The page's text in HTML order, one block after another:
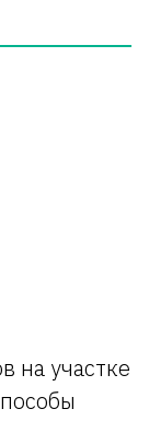
на участке